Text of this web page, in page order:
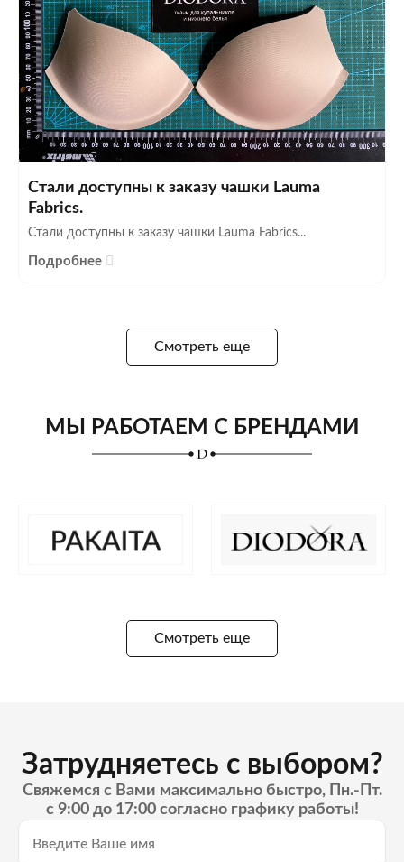
Стали доступны к заказу чашки Lauma
Fabrics.
Стали доступны к заказу чашки Lauma Fabrics...
Подробнее
Смотреть еще
МЫ РАБОТАЕМ С БРЕНДАМИ
Смотреть еще
Затрудняетесь с выбором?
Свяжемся с Вами максимально быстро, Пн.-Пт.
с 9:00 до 17:00 согласно графику работы!